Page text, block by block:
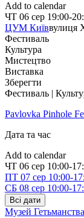
Add to calendar
ЧТ 06 сер 19:00-
ЦУМ Київвулиця
Фестиваль
Культура
Мистецтво
Виставка
Зберегти
Фестиваль |
Pavlovka Pinhole
Дата та час
Add to calendar
ЧТ 06 сер 10:00-
ПТ 07 сер 10:00-
СБ 08 сер 10:00-
Всі дати
Музей Гетьманства